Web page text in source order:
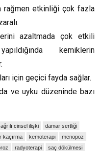
rağmen etkinliği çok fazla
azaltmada çok etkili
kemiklerin
için geçici fayda sağlar.
ve uyku düzeninde bazı
ağrılı cinsel ilişki
damar sertliği
kaçırma kemoterapi
menopoz
radyoterapi
saç dökülmesi